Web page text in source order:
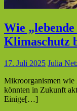
Wie
Klimaschutz
17. Juli 2025 Julia
Mikroorganismen wie
könnten in Zukunft
Einige[…]